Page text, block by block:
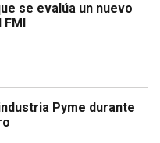
se evalúa un nuevo
Pyme durante